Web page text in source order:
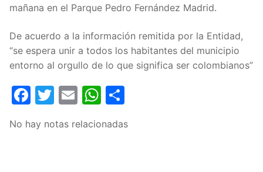
mañana en el Parque Pedro Fernández Madrid.
De acuerdo a la información remitida por la Entidad,
“se espera unir a todos los habitantes del municipio
entorno al orgullo de lo que significa ser colombianos”
Facebook
Twitter
EmailWhatsApp
No hay notas relacionadas